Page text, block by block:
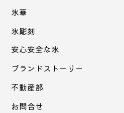
氷華
氷彫刻
安心安全な氷
ブランドストーリー
不動産部
お問合せ